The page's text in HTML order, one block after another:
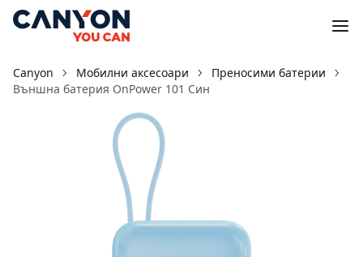
Canyon Мобилни аксесоари
Преносими батерии
Външна батерия OnPower 101 Син